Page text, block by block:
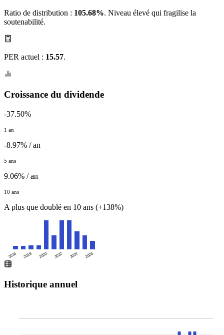
Ratio de distribution : 105.68%. Niveau élevé qui fragilise la
soutenabilité.
PER actuel : 15.57.
Croissance du dividende
-37.50%
1 an
-8.97% / an
5 ans
9.06% / an
10 ans
A plus que doublé en 10 ans (+138%)
2016 2018 2020 2022 2024 2026
Historique annuel